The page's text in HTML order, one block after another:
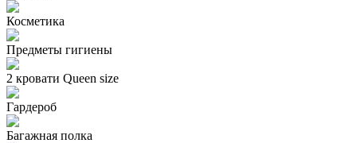
Косметика
Предметы гигиены
2 кровати Queen size
Гардероб
Багажная полка